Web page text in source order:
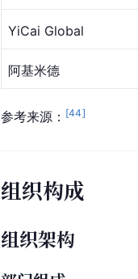
YiCai Global
阿基米德
参考来源： [44]
组织构成
组织架构